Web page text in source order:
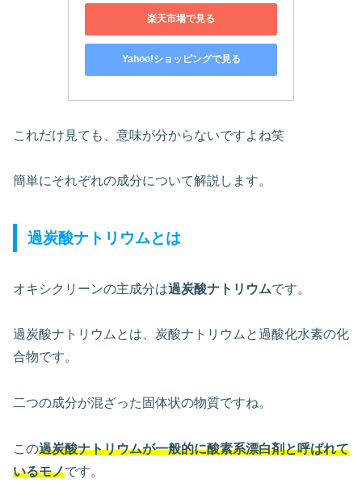
楽天市場で見る
Yahoo!ショッピングで見る
これだけ見ても、意味が分からないですよね笑
簡単にそれぞれの成分について解説します。
過炭酸ナトリウムとは
オキシクリーンの主成分は過炭酸ナトリウムです。
過炭酸ナトリウムとは、炭酸ナトリウムと過酸化水素の化
合物です。
二つの成分が混ざった固体状の物質ですね。
この過炭酸ナトリウムが一般的に酸素系漂白剤と呼ばれて
いるモノです。